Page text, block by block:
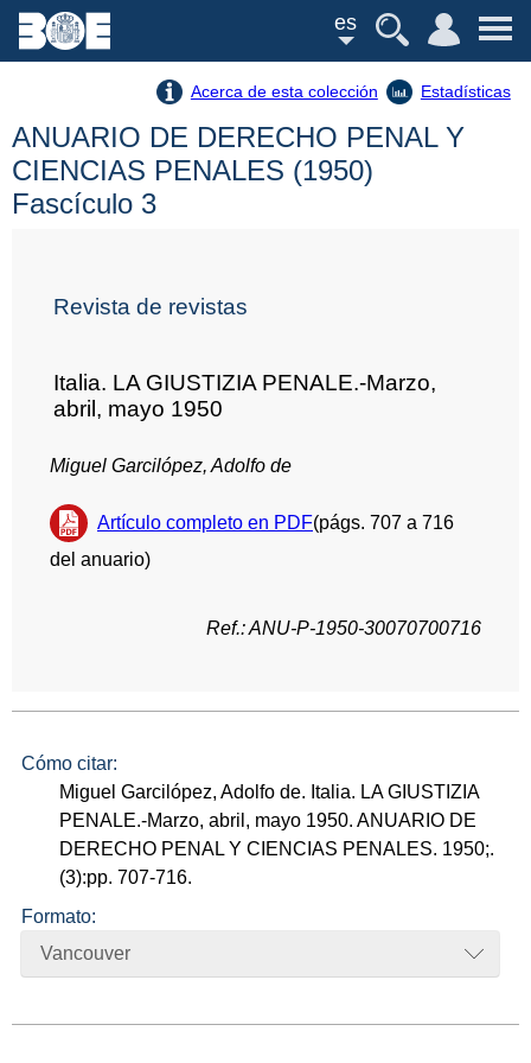
es
Acerca de esta colección Estadísticas
ANUARIO DE DERECHO PENAL Y
CIENCIAS PENALES (1950)
Fascículo 3
Revista de revistas
Italia. LA GIUSTIZIA PENALE.-Marzo,
abril, mayo 1950
Miguel Garcilópez, Adolfo de
Artículo completo en PDF(págs. 707 a 716
del anuario)
Ref.: ANU-P-1950-30070700716
Cómo citar:
Miguel Garcilópez, Adolfo de. Italia. LA GIUSTIZIA
PENALE.-Marzo, abril, mayo 1950. ANUARIO DE
DERECHO PENAL Y CIENCIAS PENALES. 1950;.
(3):pp. 707-716.
Formato:
Vancouver